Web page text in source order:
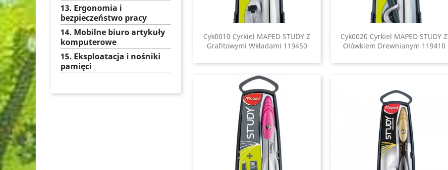
13. Ergonomia i
bezpieczeństwo pracy
14. Mobilne biuro artykuły
komputerowe
15. Eksploatacja i nośniki
pamięci
Cyk0010 Cyrkiel MAPED STUDY Z
Grafitowymi Wkładami 119450
Szybki podgląd
Cyk0020 Cyrkiel MAPED STUDY Z
Ołówkiem Drewnianym 119410
Szybki podgląd